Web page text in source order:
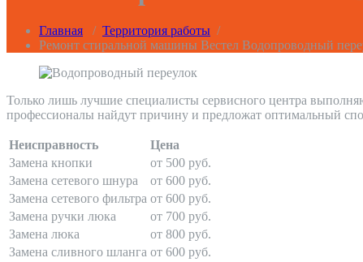
Главная / Территория работы /
Ремонт стиральной машины Вестел Водопроводный
Только лишь лучшие специалисты сервисного центра
профессионалы найдут причину и предложат оптимальный
Неисправность
Цена
Замена кнопки
от 500 руб.
Замена сетевого шнура
от 600 руб.
Замена сетевого фильтра от 600 руб.
Замена ручки люка
от 700 руб.
Замена люка
от 800 руб.
Замена сливного шланга от 600 руб.